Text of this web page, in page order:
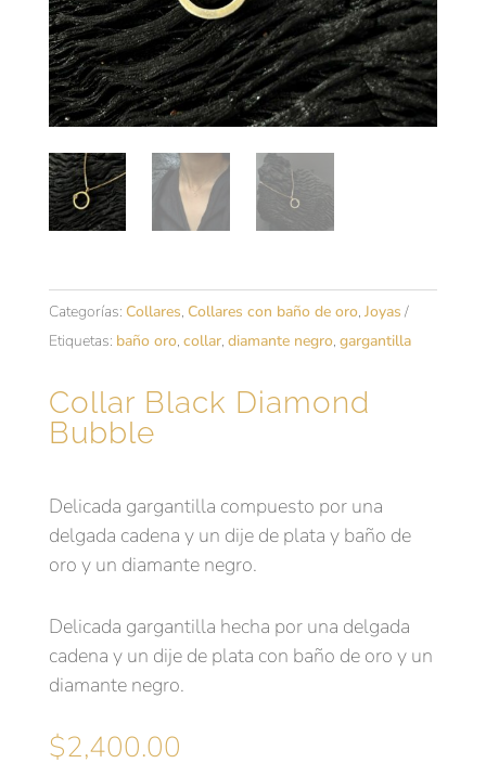
Categorías: Collares, Collares con baño de oro, Joyas
Etiquetas: baño oro, collar, diamante negro, gargantilla
Collar Black Diamond
Bubble
Delicada gargantilla compuesto por una
delgada cadena y un dije de plata y baño de
oro y un diamante negro.
Delicada gargantilla hecha por una delgada
cadena y un dije de plata con baño de oro y un
diamante negro.
$2,400.00